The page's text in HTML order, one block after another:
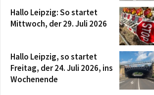
Hallo Leipzig: So startet
Mittwoch, der 29. Juli 2026
Hallo Leipzig, so startet
Freitag, der 24. Juli 2026, ins
Wochenende